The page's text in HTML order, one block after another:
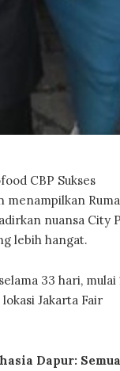
CBP Sukses
menampilkan
nuansa City
lebih hangat.
33 hari, mulai
Jakarta Fair
Dapur: Semua